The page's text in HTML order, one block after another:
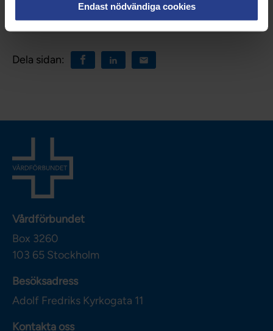
Endast nödvändiga cookies
Uppdaterad:22 aug 2023
Dela sidan:
Vårdförbundet
Box 3260
103 65 Stockholm
Besöksadress
Adolf Fredriks Kyrkogata 11
Kontakta oss